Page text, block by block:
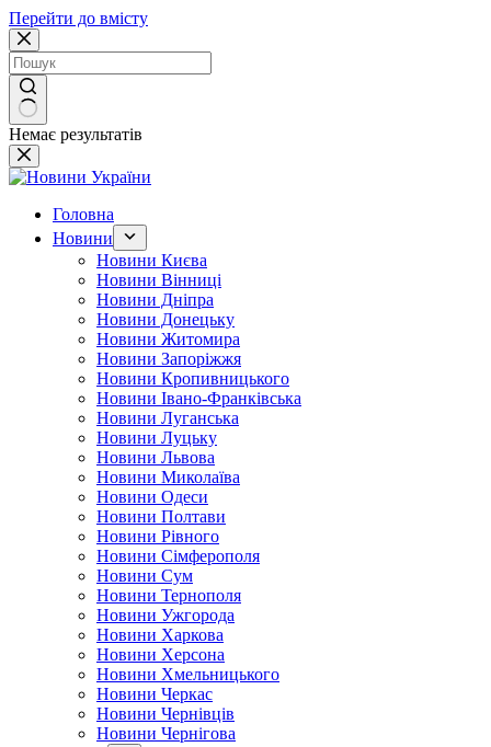
Перейти до вмісту
Немає результатів
Головна
Новини
Новини Києва
Новини Вінниці
Новини Дніпра
Новини Донецьку
Новини Житомира
Новини Запоріжжя
Новини Кропивницького
Новини Івано-Франківська
Новини Луганська
Новини Луцьку
Новини Львова
Новини Миколаїва
Новини Одеси
Новини Полтави
Новини Рівного
Новини Сімферополя
Новини Сум
Новини Тернополя
Новини Ужгорода
Новини Харкова
Новини Херсона
Новини Хмельницького
Новини Черкас
Новини Чернівців
Новини Чернігова